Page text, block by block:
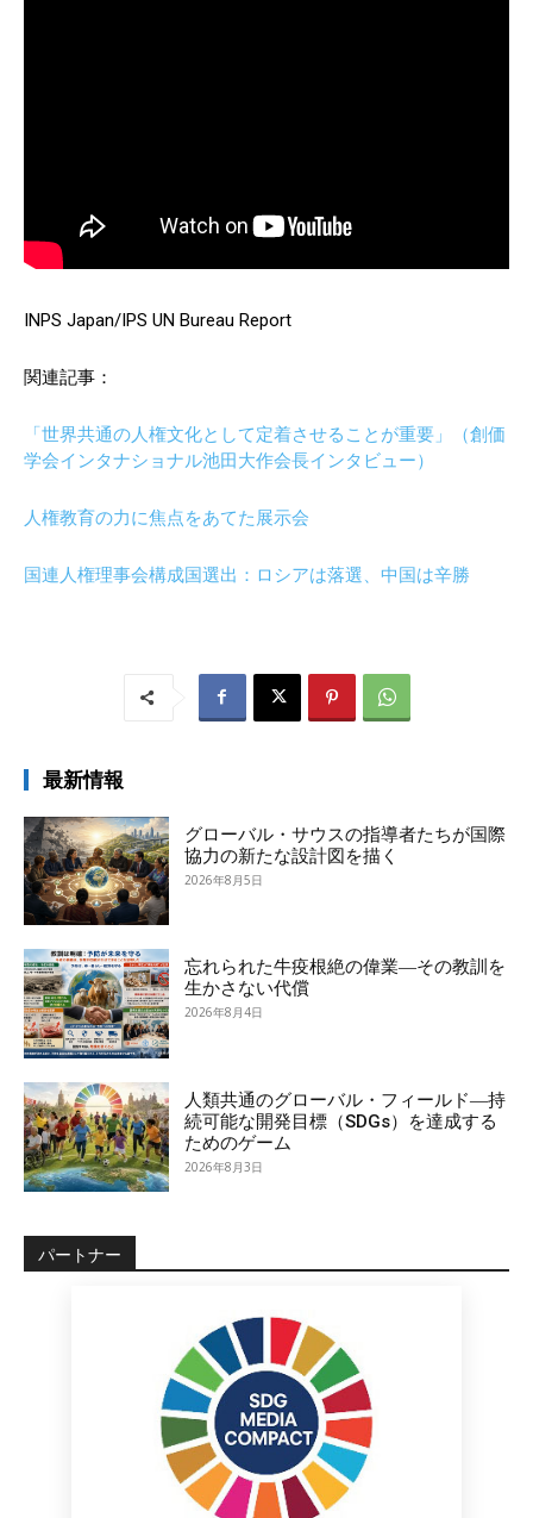
INPS Japan/IPS UN Bureau Report
関連記事：
「世界共通の人権文化として定着させることが重要」（創価
学会インタナショナル池田大作会長インタビュー）
人権教育の力に焦点をあてた展示会
国連人権理事会構成国選出：ロシアは落選、中国は辛勝
最新情報
グローバル・サウスの指導者たちが国際
協力の新たな設計図を描く
2026年8月5日
忘れられた牛疫根絶の偉業―その教訓を
生かさない代償
2026年8月4日
人類共通のグローバル・フィールド―持
続可能な開発目標（SDGs）を達成する
ためのゲーム
2026年8月3日
パートナー